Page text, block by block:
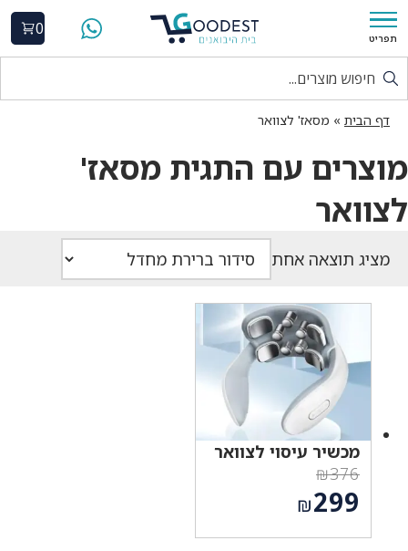
תפריט
0
דף הבית » מסאז' לצוואר
מוצרים עם התגית מסאז'
לצוואר
מציג תוצאה אחת
מכשיר עיסוי לצוואר
₪376
המחיר
המקורי
היה:
₪299